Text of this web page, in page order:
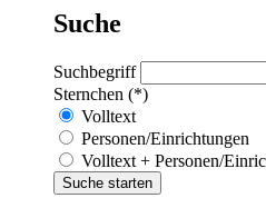
Suche
Suchbegriff
Sternchen (*)
Volltext
Personen/Einrichtungen
Volltext + Personen/